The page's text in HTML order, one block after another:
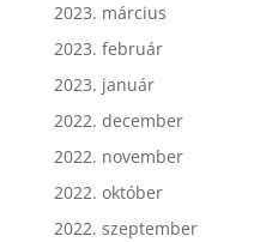
2023. március
2023. február
2023. január
2022. december
2022. november
2022. október
2022. szeptember